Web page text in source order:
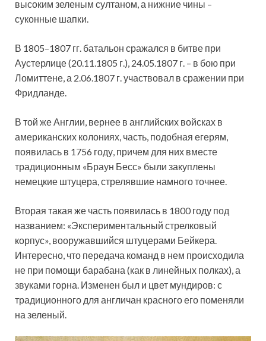
высоким зеленым султаном, а нижние чины –
суконные шапки.
В 1805–1807 гг. батальон сражался в битве при
Аустерлице (20.11.1805 г.), 24.05.1807 г. – в бою при
Ломиттене, а 2.06.1807 г. участвовал в сражении при
Фридланде.
В той же Англии, вернее в английских войсках в
американских колониях, часть, подобная егерям,
появилась в 1756 году, причем для них вместе
традиционным «Браун Бесс» были закуплены
немецкие штуцера, стрелявшие намного точнее.
Вторая такая же часть появилась в 1800 году под
названием: «Экспериментальный стрелковый
корпус», вооружавшийся штуцерами Бейкера.
Интересно, что передача команд в нем происходила
не при помощи барабана (как в линейных полках), а
звуками горна. Изменен был и цвет мундиров: с
традиционного для англичан красного его поменяли
на зеленый.